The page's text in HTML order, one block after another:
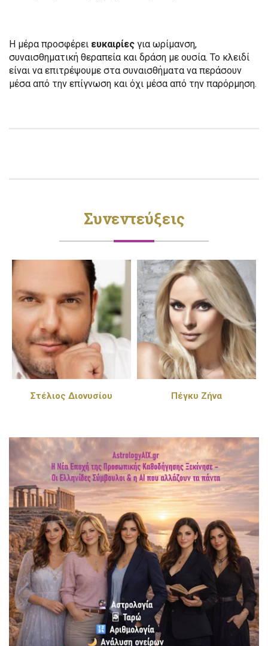
Η μέρα προσφέρει ευκαιρίες για ωρίμανση,
συναισθηματική θεραπεία και δράση με ουσία. Το κλειδί
είναι να επιτρέψουμε στα συναισθήματα να περάσουν
μέσα από την επίγνωση και όχι μέσα από την παρόρμηση.
Συνεντεύξεις
Στέλιος Διονυσίου Πέγκυ Ζήνα